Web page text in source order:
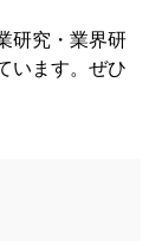
研究・業界研
います。ぜひ